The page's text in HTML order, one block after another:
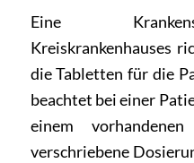
Eine
Kreiskrankenhauses
die Tabletten für die
beachtet bei einer
einem
verschriebene